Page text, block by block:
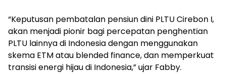
“Keputusan pembatalan pensiun dini PLTU Cirebon I,
akan menjadi pionir bagi percepatan penghentian
PLTU lainnya di Indonesia dengan menggunakan
skema ETM atau blended finance, dan memperkuat
transisi energi hijau di Indonesia,” ujar Fabby.